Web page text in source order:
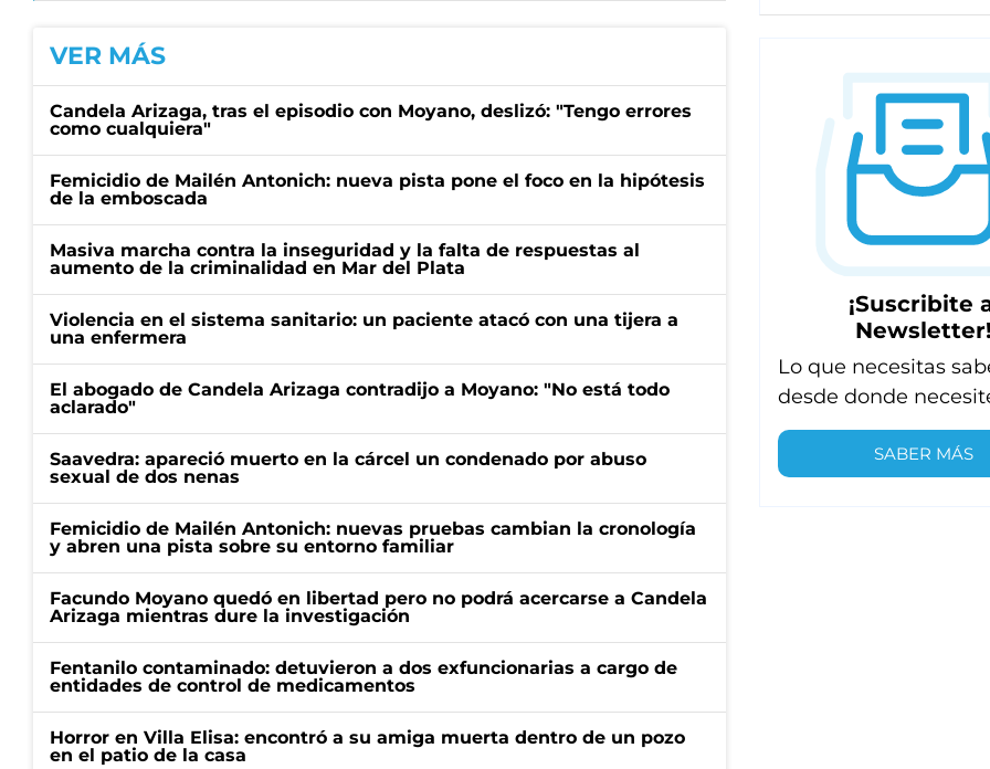
VER MÁS
Candela Arizaga, tras el episodio con Moyano, deslizó: "Tengo errores
como cualquiera"
Femicidio de Mailén Antonich: nueva pista pone el foco en la hipótesis
de la emboscada
Masiva marcha contra la inseguridad y la falta de respuestas al
aumento de la criminalidad en Mar del Plata
Violencia en el sistema sanitario: un paciente atacó con una tijera a
una enfermera
El abogado de Candela Arizaga contradijo a Moyano: "No está todo
aclarado"
Saavedra: apareció muerto en la cárcel un condenado por abuso
sexual de dos nenas
Femicidio de Mailén Antonich: nuevas pruebas cambian la cronología
y abren una pista sobre su entorno familiar
Facundo Moyano quedó en libertad pero no podrá acercarse a Candela
Arizaga mientras dure la investigación
Fentanilo contaminado: detuvieron a dos exfuncionarias a cargo de
entidades de control de medicamentos
Horror en Villa Elisa: encontró a su amiga muerta dentro de un pozo
en el patio de la casa
¡Suscribite
Newsletter!
Lo que necesitas
desde donde
SABER MÁS